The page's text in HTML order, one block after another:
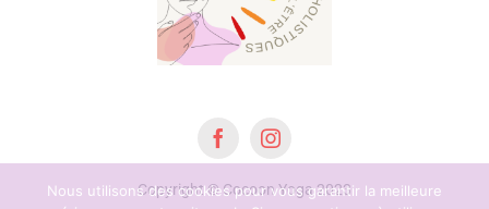
Copyright © Cocoon Yoga 2023
Nous utilisons des cookies pour vous garantir la meilleure